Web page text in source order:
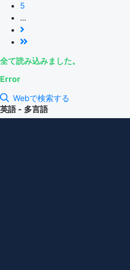
5
...
全て読み込みました。
Error
Webで検索する
英語 - 多言語